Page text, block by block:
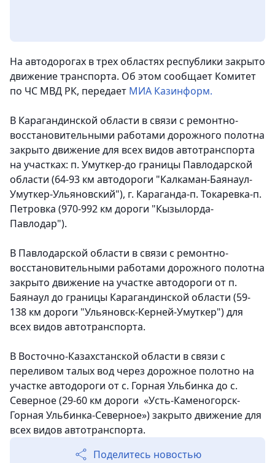
На автодорогах в трех областях республики закрыто
движение транспорта. Об этом сообщает Комитет
по ЧС МВД РК, передает МИА Казинформ.
В Карагандинской области в связи с ремонтно-
восстановительными работами дорожного полотна
закрыто движение для всех видов автотранспорта
на участках: п. Умуткер-до границы Павлодарской
области (64-93 км автодороги "Калкаман-Баянаул-
Умуткер-Ульяновский"), г. Караганда-п. Токаревка-п.
Петровка (970-992 км дороги "Кызылорда-
Павлодар").
В Павлодарской области в связи с ремонтно-
восстановительными работами дорожного полотна
закрыто движение на участке автодороги от п.
Баянаул до границы Карагандинской области (59-
138 км дороги "Ульяновск-Керней-Умуткер") для
всех видов автотранспорта.
В Восточно-Казахстанской области в связи с
переливом талых вод через дорожное полотно на
участке автодороги от с. Горная Ульбинка до с.
Северное (29-60 км дороги «Усть-Каменогорск-
Горная Ульбинка-Северное») закрыто движение для
всех видов автотранспорта.
Поделитесь новостью